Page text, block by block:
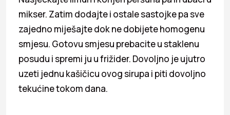
mikser. Zatim dodajte i ostale sastojke pa sve
zajedno miješajte dok ne dobijete homogenu
smjesu. Gotovu smjesu prebacite u staklenu
posudu i spremi ju u frižider. Dovoljno je ujutro
uzeti jednu kašičicu ovog sirupa i piti dovoljno
tekućine tokom dana.